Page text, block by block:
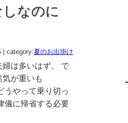
なのに
| category:夏のお出掛け
は多いはず。 で
が重いも
うやって乗り切っ
儀に帰省する必要